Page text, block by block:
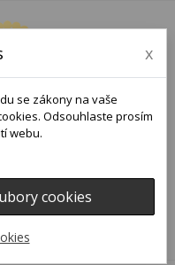
x
se zákony na vaše
Odsouhlaste prosím
webu.
cookies